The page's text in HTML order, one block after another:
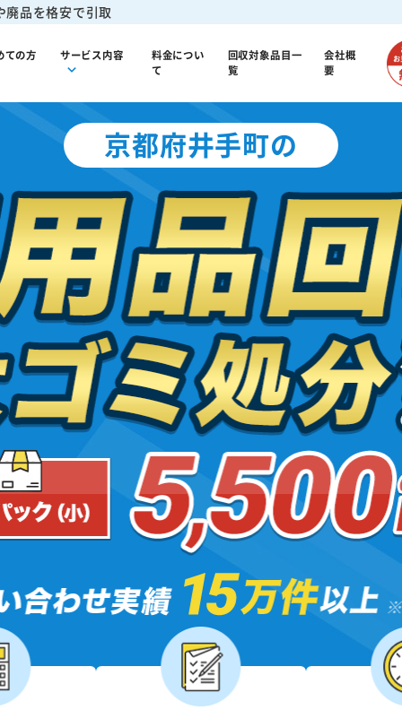
廃品を格安で引取
ての方 サービス内容
料金につい
て
回収対象品目一
覧
会社概
要
京都府井手町の